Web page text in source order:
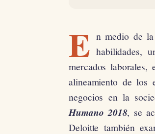
E n medio de la
habilidades,
mercados laborales,
alineamiento de los
negocios en la
Humano 2018, se
Deloitte también